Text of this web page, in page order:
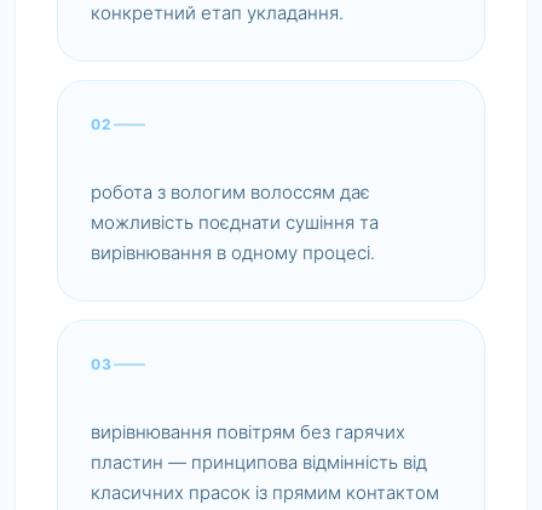
конкретний етап укладання.
02
робота з вологим волоссям дає
можливість поєднати сушіння та
вирівнювання в одному процесі.
03
вирівнювання повітрям без гарячих
пластин — принципова відмінність від
класичних прасок із прямим контактом